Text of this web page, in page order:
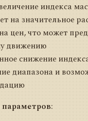
индекса
на значительное
цен, что может
движению
снижение
диапазона и
: